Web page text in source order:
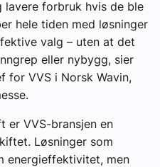
forbruk hvis de ble
hele tiden med løsninger
valg – uten at det
eller nybygg, sier
for VVS i Norsk Wavin,
VVS-bransjen en
Løsninger som
energieffektivitet, men